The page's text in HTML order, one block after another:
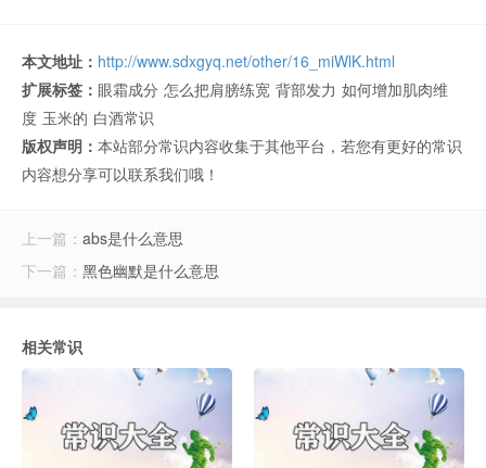
本文地址： http://www.sdxgyq.net/other/16_miWlK.html
扩展标签： 眼霜成分 怎么把肩膀练宽 背部发力 如何增加肌肉维
度 玉米的 白酒常识
版权声明： 本站部分常识内容收集于其他平台，若您有更好的常识
内容想分享可以联系我们哦！
上一篇： abs是什么意思
下一篇： 黑色幽默是什么意思
相关常识